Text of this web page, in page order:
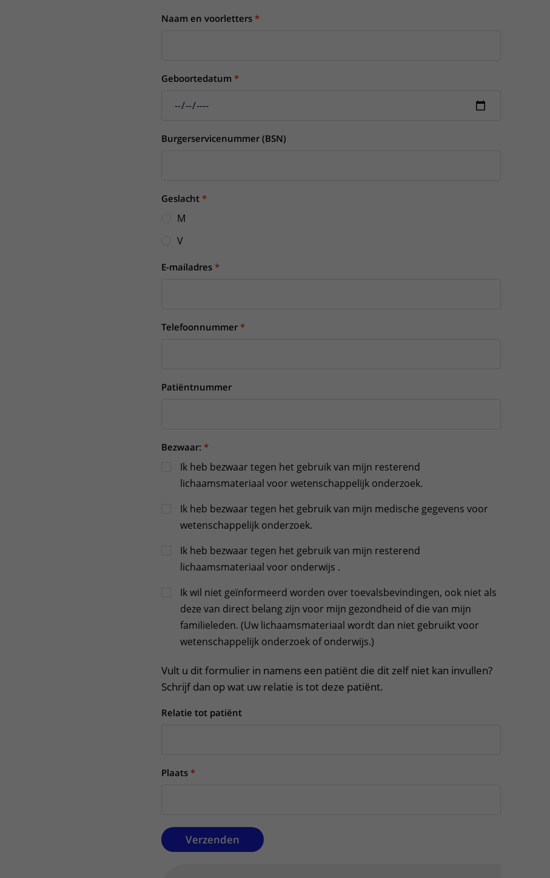
Bezoektijden
Naam en voorletters
Geboortedatum
Burgerservicenummer (BSN)
Geslacht
M
V
E-mailadres
Telefoonnummer
Patiëntnummer
Bezwaar:
Ik heb bezwaar tegen het gebruik van mijn resterend
lichaamsmateriaal voor wetenschappelijk onderzoek.
Ik heb bezwaar tegen het gebruik van mijn medische gegevens voor
wetenschappelijk onderzoek.
Ik heb bezwaar tegen het gebruik van mijn resterend
lichaamsmateriaal voor onderwijs .
Ik wil niet geïnformeerd worden over toevalsbevindingen, ook niet als
deze van direct belang zijn voor mijn gezondheid of die van mijn
familieleden. (Uw lichaamsmateriaal wordt dan niet gebruikt voor
wetenschappelijk onderzoek of onderwijs.)
Vult u dit formulier in namens een patiënt die dit zelf niet kan invullen?
Schrijf dan op wat uw relatie is tot deze patiënt.
Relatie tot patiënt
Plaats
Verzenden